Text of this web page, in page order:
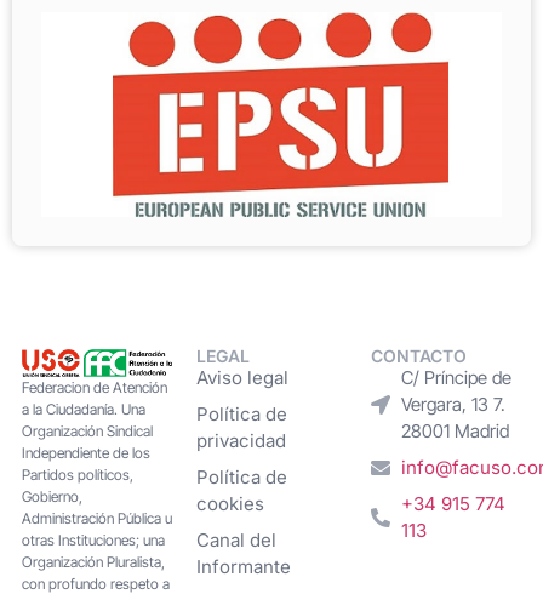
Federacion de Atención
a la Ciudadanía. Una
Organización Sindical
Independiente de los
Partidos políticos,
Gobierno,
Administración Pública u
otras Instituciones; una
Organización Pluralista,
con profundo respeto a
LEGAL
Aviso legal
Política de
privacidad
Política de
cookies
Canal del
Informante
CONTACTO
C/ Príncipe de
Vergara, 13 7.
28001 Madrid
+34 915 774
113